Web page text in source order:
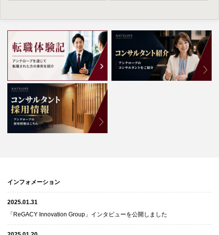
インフォメーション
2025.01.31
「ReGACY Innovation Group」インタビューを公開しました